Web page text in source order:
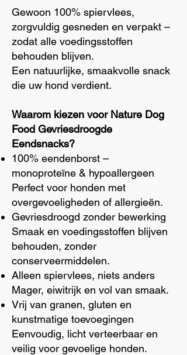
Gewoon 100% spiervlees,
zorgvuldig gesneden en verpakt –
zodat alle voedingsstoffen
behouden blijven.
Een natuurlijke, smaakvolle snack
die uw hond verdient.
Waarom kiezen voor Nature Dog
Food Gevriesdroogde
Eendsnacks?
100% eendenborst –
monoproteïne & hypoallergeen
Perfect voor honden met
overgevoeligheden of allergieën.
Gevriesdroogd zonder bewerking
Smaak en voedingsstoffen blijven
behouden, zonder
conserveermiddelen.
Alleen spiervlees, niets anders
Mager, eiwitrijk en vol van smaak.
Vrij van granen, gluten en
kunstmatige toevoegingen
Eenvoudig, licht verteerbaar en
veilig voor gevoelige honden.